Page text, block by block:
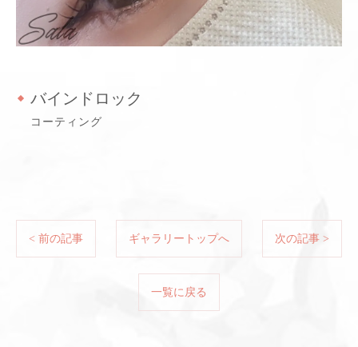
バインドロック
コーティング
< 前の記事 ギャラリートップへ 次の記事 >
一覧に戻る